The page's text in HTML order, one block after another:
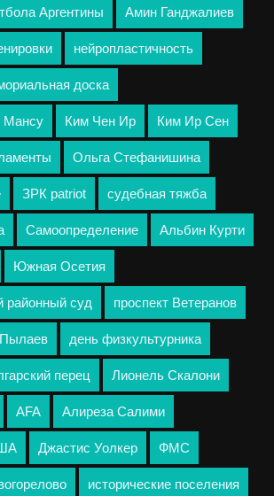
Аргентины Амин Ганджалиев
нейропластичность
доска
Мансу Ким Чен Ир Ким Ир Сен
Ольга Стефанишина
ЗРК patriot судебная тяжба
Самоопределение Альбин Курти
Южная Осетия
районный суд проспект Ветеранов
день физкультурника
перец Лионель Скалони
AFA Алиреза Салими
Джастис Уолкер ФМС
исторические поселения